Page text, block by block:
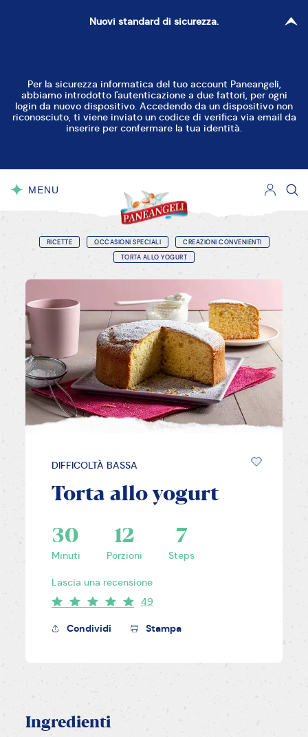
Nuovi standard di sicurezza.
Per la sicurezza informatica del tuo account Paneangeli,
abbiamo introdotto l'autenticazione a due fattori, per ogni
login da nuovo dispositivo. Accedendo da un dispositivo non
riconosciuto, ti viene inviato un codice di verifica via email da
inserire per confermare la tua identità.
MENU
RICETTE OCCASIONI SPECIALI
CREAZIONI CONVENIENTI
TORTA ALLO YOGURT
DIFFICOLTÀ BASSA
Torta allo yogurt
30
Minuti
12
Porzioni
7
Steps
Lascia una recensione
49
Condividi Stampa
Ingredienti